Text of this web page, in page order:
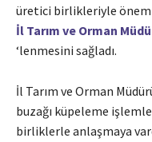
üretici birlikleriyle
İl Tarım ve Orman
‘lenmesini sağladı.
İl Tarım ve Orman
buzağı küpeleme
birliklerle anlaşmaya